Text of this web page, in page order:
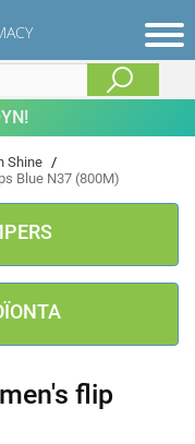
Shine /
Blue N37 (800M)
flip